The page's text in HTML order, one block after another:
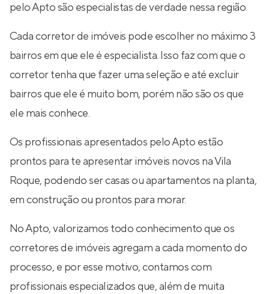
pelo Apto são especialistas de verdade nessa região.
Cada corretor de imóveis pode escolher no máximo 3
bairros em que ele é especialista. Isso faz com que o
corretor tenha que fazer uma seleção e até excluir
bairros que ele é muito bom, porém não são os que
ele mais conhece.
Os profissionais apresentados pelo Apto estão
prontos para te apresentar imóveis novos na Vila
Roque, podendo ser casas ou apartamentos na planta,
em construção ou prontos para morar.
No Apto, valorizamos todo conhecimento que os
corretores de imóveis agregam a cada momento do
processo, e por esse motivo, contamos com
profissionais especializados que, além de muita